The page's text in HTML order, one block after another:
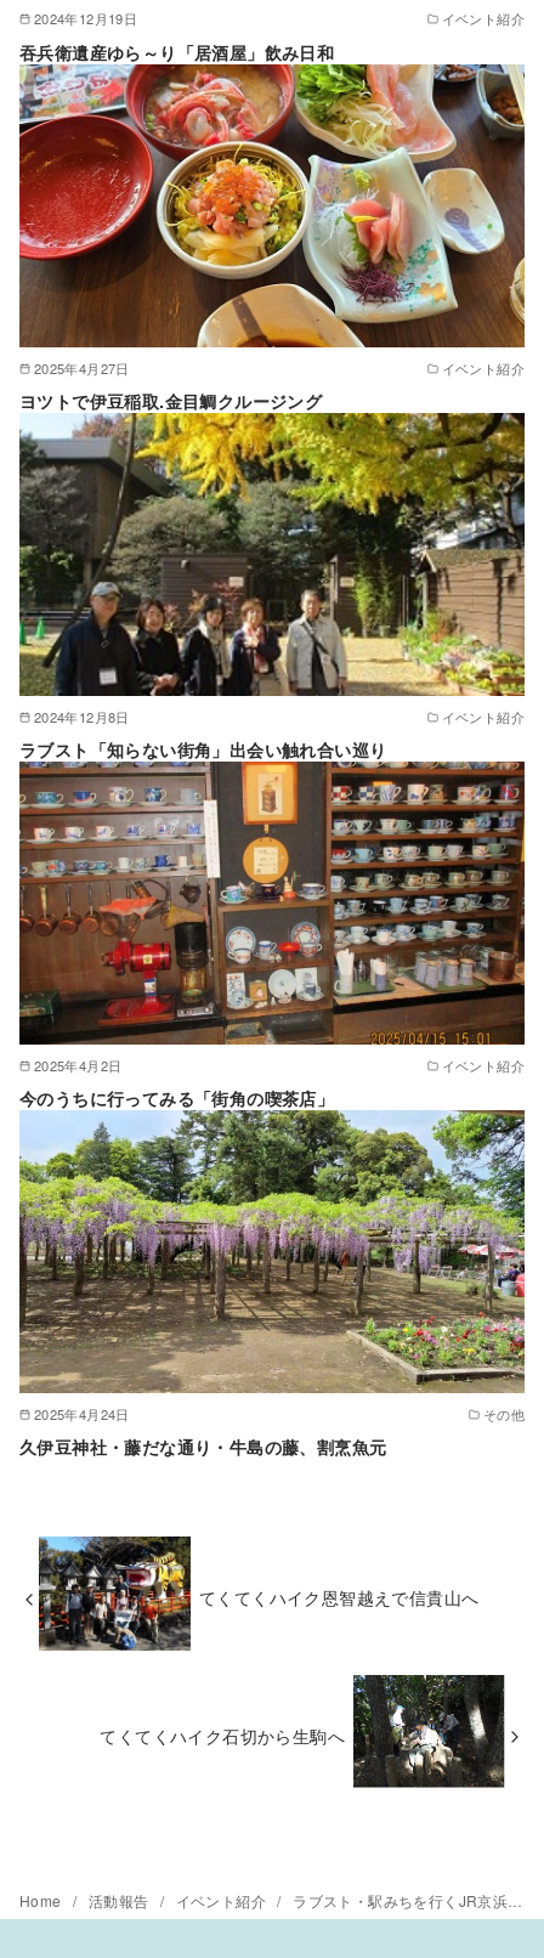
2024年12月19日 イベント紹介
吞兵衛遺産ゆら～り「居酒屋」飲み日和
2025年4月27日 イベント紹介
ヨツトで伊豆稲取.金目鯛クルージング
2024年12月8日 イベント紹介
ラブスト「知らない街角」出会い触れ合い巡り
2025年4月2日 イベント紹介
今のうちに行ってみる「街角の喫茶店」
2025年4月24日 その他
久伊豆神社・藤だな通り・牛島の藤、割烹魚元
てくてくハイク恩智越えで信貴山へ
てくてくハイク石切から生駒へ
Home 活動報告 イベント紹介 ラブスト・駅みちを行くJR京浜東北線を南へ